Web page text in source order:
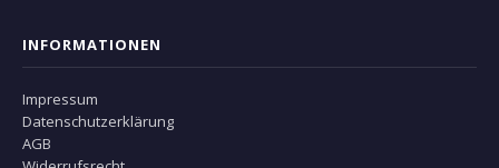
INFORMATIONEN
Impressum
Datenschutzerklärung
AGB